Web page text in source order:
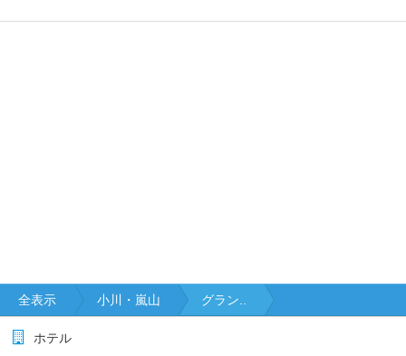
全表示 小川・嵐山 グラン..
ホテル